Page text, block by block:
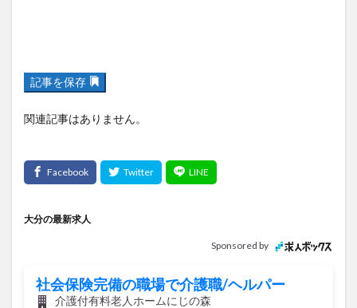
記事を保存
関連記事はありません。
大分の最新求人
Sponsored by
社会保険完備の職場で介護職/ヘルパー
介護付有料老人ホームにじの森